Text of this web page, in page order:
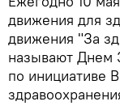
движения для
движения "За
называют Днем
по инициативе